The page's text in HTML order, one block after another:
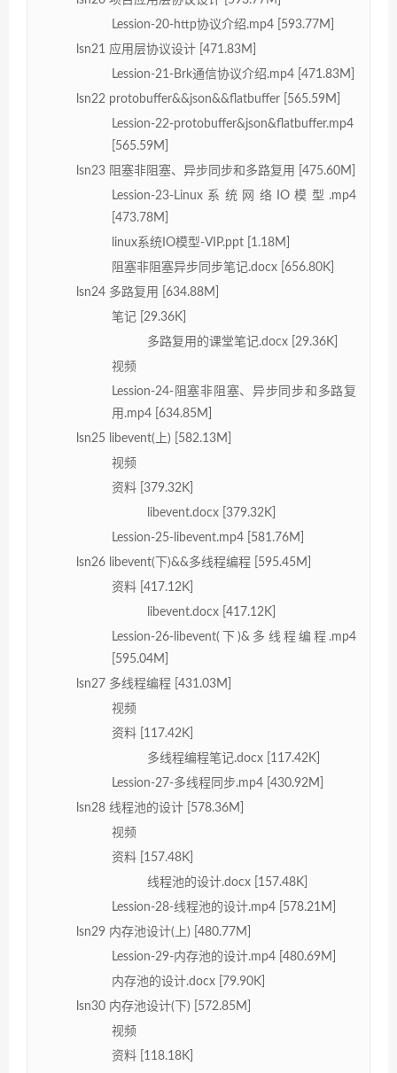
Lession-20-http协议介绍.mp4 [593.77M]
lsn21 应用层协议设计 [471.83M]
Lession-21-Brk通信协议介绍.mp4 [471.83M]
lsn22 protobuffer&&json&&flatbuffer [565.59M]
Lession-22-protobuffer&json&flatbuffer.mp4
[565.59M]
lsn23 阻塞非阻塞、异步同步和多路复用 [475.60M]
Lession-23-Linux系统网络IO模型.mp4
[473.78M]
linux系统IO模型-VIP.ppt [1.18M]
阻塞非阻塞异步同步笔记.docx [656.80K]
lsn24 多路复用 [634.88M]
笔记 [29.36K]
多路复用的课堂笔记.docx [29.36K]
视频
Lession-24-阻塞非阻塞、异步同步和多路复
用.mp4 [634.85M]
lsn25 libevent(上) [582.13M]
视频
资料 [379.32K]
libevent.docx [379.32K]
Lession-25-libevent.mp4 [581.76M]
lsn26 libevent(下)&&多线程编程 [595.45M]
资料 [417.12K]
libevent.docx [417.12K]
Lession-26-libevent(下)&多线程编程.mp4
[595.04M]
lsn27 多线程编程 [431.03M]
视频
资料 [117.42K]
多线程编程笔记.docx [117.42K]
Lession-27-多线程同步.mp4 [430.92M]
lsn28 线程池的设计 [578.36M]
视频
资料 [157.48K]
线程池的设计.docx [157.48K]
Lession-28-线程池的设计.mp4 [578.21M]
lsn29 内存池设计(上) [480.77M]
Lession-29-内存池的设计.mp4 [480.69M]
内存池的设计.docx [79.90K]
lsn30 内存池设计(下) [572.85M]
视频
资料 [118.18K]